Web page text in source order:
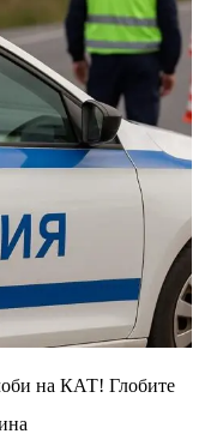
на КАТ! Глобите